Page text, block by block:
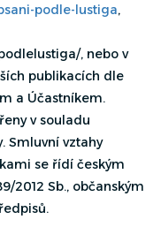
podle-lustiga,
, nebo v
publikacích dle
a Účastníkem.
v souladu
Smluvní vztahy
se řídí českým
2012 Sb., občanským